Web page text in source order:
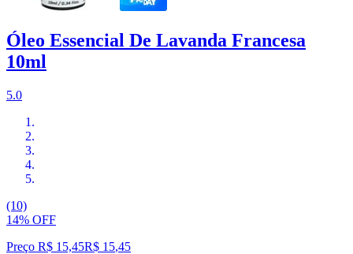
Óleo Essencial De Lavanda Francesa
10ml
5.0
(10)
14% OFF
Preço R$ 15,45R$ 15,45